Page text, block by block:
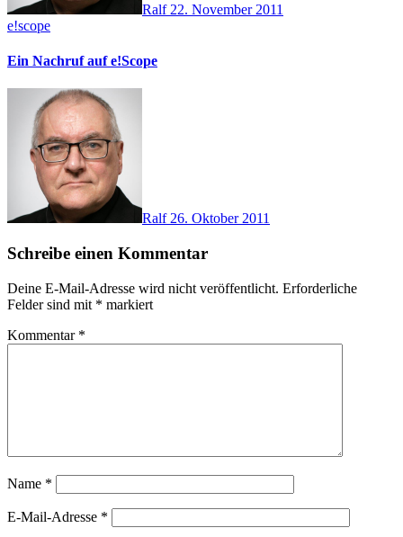
Ralf 22. November 2011
e!scope
Ein Nachruf auf e!Scope
Ralf 26. Oktober 2011
Schreibe einen Kommentar
Deine E-Mail-Adresse wird nicht veröffentlicht. Erforderliche
Felder sind mit * markiert
Kommentar *
Name *
E-Mail-Adresse *